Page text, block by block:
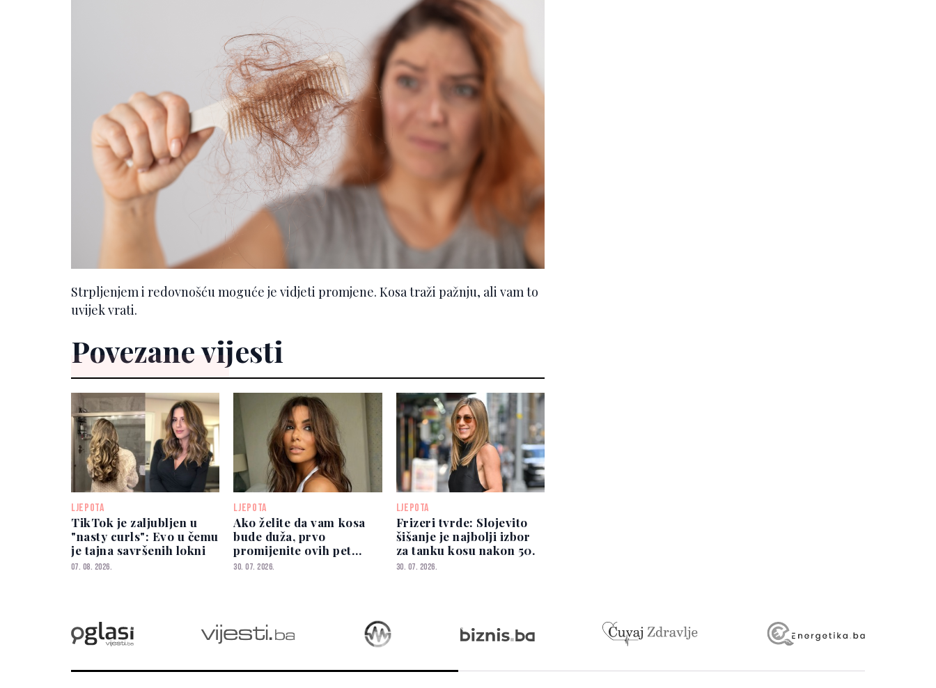
Strpljenjem i redovnošću moguće je vidjeti promjene. Kosa traži pažnju, ali vam to
uvijek vrati.
Povezane vijesti
LJEPOTA
TikTok je zaljubljen u
"nasty curls": Evo u čemu
je tajna savršenih lokni
07. 08. 2026.
LJEPOTA
Ako želite da vam kosa
bude duža, prvo
promijenite ovih pet
navika
30. 07. 2026.
LJEPOTA
Frizeri tvrde: Slojevito
šišanje je najbolji izbor
za tanku kosu nakon 50.
30. 07. 2026.